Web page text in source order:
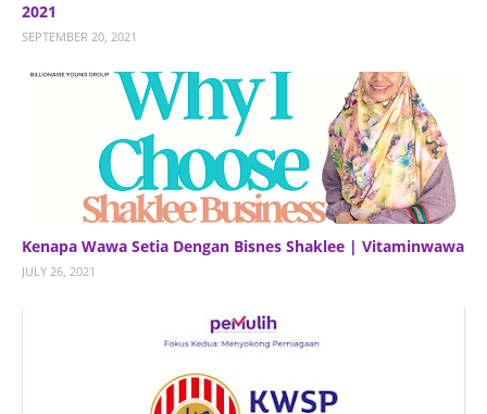
2021
SEPTEMBER 20, 2021
Kenapa Wawa Setia Dengan Bisnes Shaklee | Vitaminwawa
JULY 26, 2021